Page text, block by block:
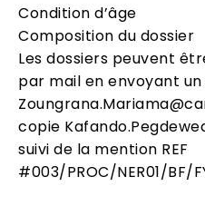
Condition d’âge
Composition du dossier
Les dossiers peuvent
par mail en envoyant un
copie
suivi de la mention REF
#003/PROC/NER01/BF/